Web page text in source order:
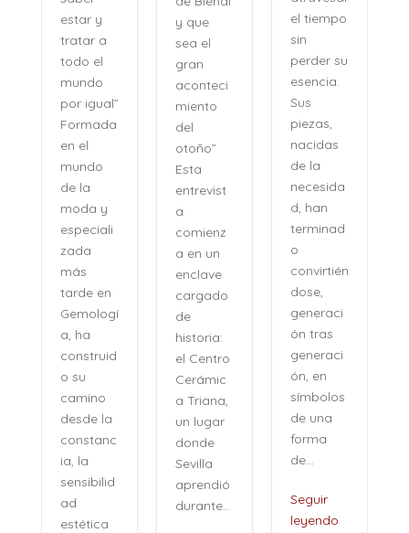
estar y
tratar a
todo el
mundo
por igual”
Formada
en el
mundo
de la
moda y
especiali
zada
más
tarde en
Gemologí
a, ha
construid
o su
camino
desde la
constanc
ia, la
sensibilid
ad
estética
y que
sea el
gran
aconteci
miento
del
otoño”
Esta
entrevist
a
comienz
a en un
enclave
cargado
de
historia:
el Centro
Cerámic
a Triana,
un lugar
donde
Sevilla
aprendió
durante...
el tiempo
sin
perder su
esencia.
Sus
piezas,
nacidas
de la
necesida
d, han
terminad
o
convirtién
dose,
generaci
ón tras
generaci
ón, en
símbolos
de una
forma
de...
Seguir
leyendo